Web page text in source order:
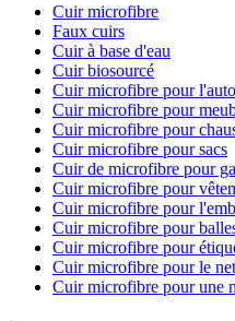
Cuir microfibre
Faux cuirs
Cuir à base d'eau
Cuir biosourcé
Cuir microfibre pour
Cuir microfibre pour
Cuir microfibre pour
Cuir microfibre pour sacs
Cuir de microfibre pour
Cuir microfibre pour
Cuir microfibre pour
Cuir microfibre pour
Cuir microfibre pour
Cuir microfibre pour le
Cuir microfibre pour une